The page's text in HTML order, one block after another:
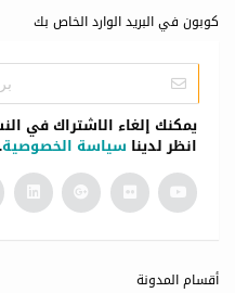
كوبون في البريد الوارد الخاص بك
يمكنك إلغاء الاشتراك في
انظر لدينا سياسة الخصوصية.
أقسام المدونة